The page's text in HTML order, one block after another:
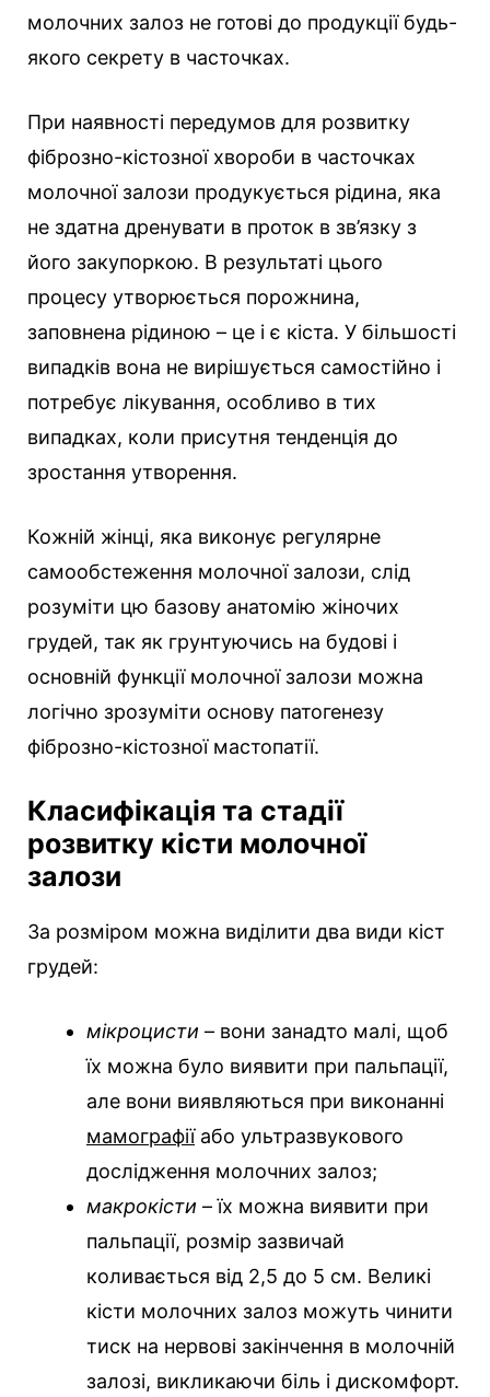
молочних залоз не готові до продукції будь-
якого секрету в часточках.
При наявності передумов для розвитку
фіброзно-кістозної хвороби в часточках
молочної залози продукується рідина, яка
не здатна дренувати в проток в зв’язку з
його закупоркою. В результаті цього
процесу утворюється порожнина,
заповнена рідиною – це і є кіста. У більшості
випадків вона не вирішується самостійно і
потребує лікування, особливо в тих
випадках, коли присутня тенденція до
зростання утворення.
Кожній жінці, яка виконує регулярне
самообстеження молочної залози, слід
розуміти цю базову анатомію жіночих
грудей, так як грунтуючись на будові і
основній функції молочної залози можна
логічно зрозуміти основу патогенезу
фіброзно-кістозної мастопатії.
Класифікація та стадії
розвитку кісти молочної
залози
За розміром можна виділити два види кіст
грудей:
мікроцисти – вони занадто малі, щоб
їх можна було виявити при пальпації,
але вони виявляються при виконанні
мамографіїабо ультразвукового
дослідження молочних залоз;
макрокісти – їх можна виявити при
пальпації, розмір зазвичай
коливається від 2,5 до 5 см. Великі
кісти молочних залоз можуть чинити
тиск на нервові закінчення в молочній
залозі, викликаючи біль і дискомфорт.